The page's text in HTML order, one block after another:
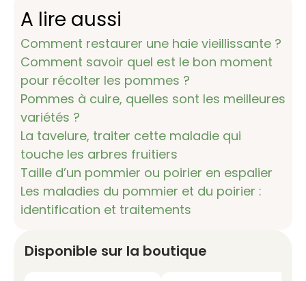
A lire aussi
Comment restaurer une haie vieillissante ?
Comment savoir quel est le bon moment
pour récolter les pommes ?
Pommes à cuire, quelles sont les meilleures
variétés ?
La tavelure, traiter cette maladie qui
touche les arbres fruitiers
Taille d’un pommier ou poirier en espalier
Les maladies du pommier et du poirier :
identification et traitements
Disponible sur la boutique